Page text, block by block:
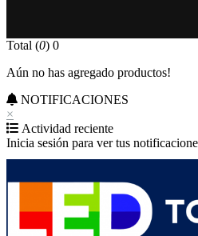
Total (0) 0
Aún no has agregado productos!
NOTIFICACIONES
×
Actividad reciente
Inicia sesión para ver tus